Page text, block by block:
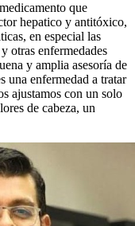
que
hepatico y antitóxico,
en especial las
otras enfermedades
y amplia asesoría de
una enfermedad a tratar
ajustamos con un solo
de cabeza, un